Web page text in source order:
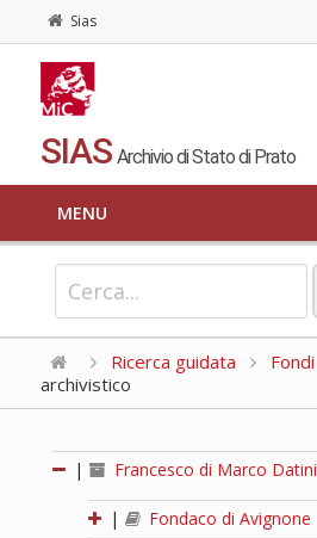
Sias
SIAS Archivio di Stato di Prato
MENU
Ricerca guidata Fondi
archivistico
| Francesco di Marco Datini
|
Fondaco di Avignone